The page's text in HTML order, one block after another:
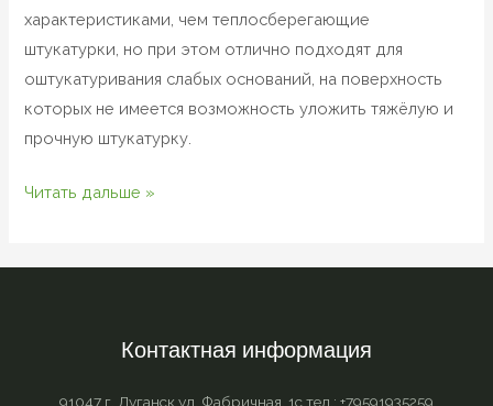
характеристиками, чем теплосберегающие
штукатурки, но при этом отлично подходят для
оштукатуривания слабых оснований, на поверхность
которых не имеется возможность уложить тяжёлую и
прочную штукатурку.
Читать дальше »
Контактная информация
91047 г. Луганск ул. Фабричная, 1с тел.: +79591935259